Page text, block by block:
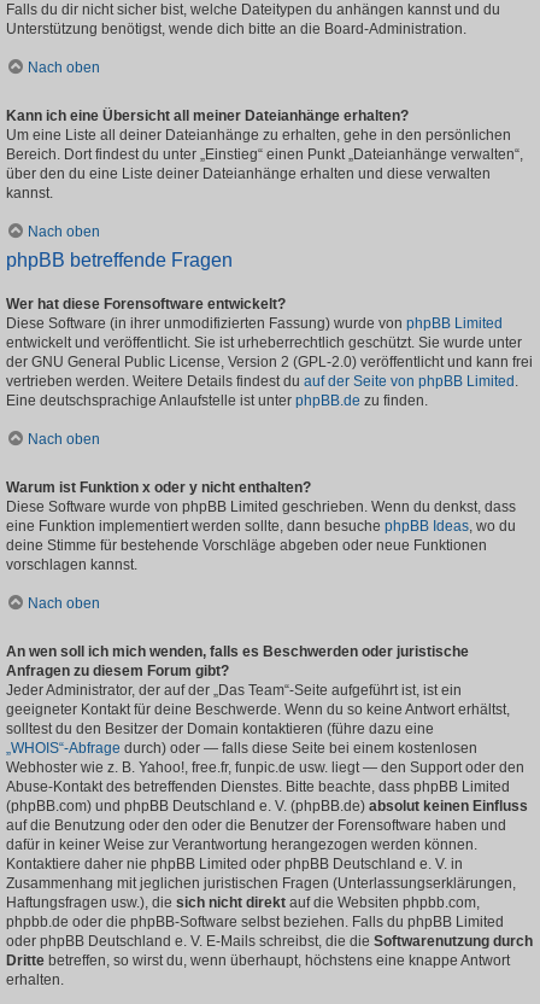
Falls du dir nicht sicher bist, welche Dateitypen du anhängen kannst und du
Unterstützung benötigst, wende dich bitte an die Board-Administration.
Nach oben
Kann ich eine Übersicht all meiner Dateianhänge erhalten?
Um eine Liste all deiner Dateianhänge zu erhalten, gehe in den persönlichen
Bereich. Dort findest du unter „Einstieg“ einen Punkt „Dateianhänge verwalten“,
über den du eine Liste deiner Dateianhänge erhalten und diese verwalten
kannst.
Nach oben
phpBB betreffende Fragen
Wer hat diese Forensoftware entwickelt?
Diese Software (in ihrer unmodifizierten Fassung) wurde von phpBB Limited
entwickelt und veröffentlicht. Sie ist urheberrechtlich geschützt. Sie wurde unter
der GNU General Public License, Version 2 (GPL-2.0) veröffentlicht und kann frei
vertrieben werden. Weitere Details findest du auf der Seite von phpBB Limited .
Eine deutschsprachige Anlaufstelle ist unter phpBB.de zu finden.
Nach oben
Warum ist Funktion x oder y nicht enthalten?
Diese Software wurde von phpBB Limited geschrieben. Wenn du denkst, dass
eine Funktion implementiert werden sollte, dann besuche phpBB Ideas, wo du
deine Stimme für bestehende Vorschläge abgeben oder neue Funktionen
vorschlagen kannst.
Nach oben
An wen soll ich mich wenden, falls es Beschwerden oder juristische
Anfragen zu diesem Forum gibt?
Jeder Administrator, der auf der „Das Team“-Seite aufgeführt ist, ist ein
geeigneter Kontakt für deine Beschwerde. Wenn du so keine Antwort erhältst,
solltest du den Besitzer der Domain kontaktieren (führe dazu eine
„WHOIS“-Abfrage durch) oder — falls diese Seite bei einem kostenlosen
Webhoster wie z. B. Yahoo!, free.fr, funpic.de usw. liegt — den Support oder den
Abuse-Kontakt des betreffenden Dienstes. Bitte beachte, dass phpBB Limited
(phpBB.com) und phpBB Deutschland e. V. (phpBB.de) absolut keinen Einfluss
auf die Benutzung oder den oder die Benutzer der Forensoftware haben und
dafür in keiner Weise zur Verantwortung herangezogen werden können.
Kontaktiere daher nie phpBB Limited oder phpBB Deutschland e. V. in
Zusammenhang mit jeglichen juristischen Fragen (Unterlassungserklärungen,
Haftungsfragen usw.), die sich nicht direkt auf die Websiten phpbb.com,
phpbb.de oder die phpBB-Software selbst beziehen. Falls du phpBB Limited
oder phpBB Deutschland e. V. E-Mails schreibst, die die Softwarenutzung durch
Dritte betreffen, so wirst du, wenn überhaupt, höchstens eine knappe Antwort
erhalten.